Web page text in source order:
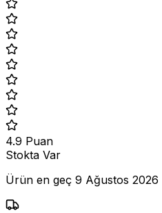
4.9 Puan
Stokta Var
Ürün en geç 9 Ağustos 2026